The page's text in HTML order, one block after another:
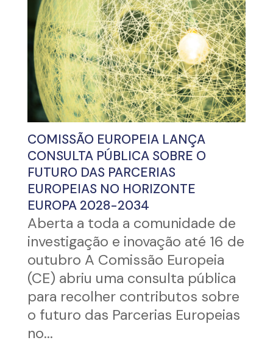
COMISSÃO EUROPEIA LANÇA
CONSULTA PÚBLICA SOBRE O
FUTURO DAS PARCERIAS
EUROPEIAS NO HORIZONTE
EUROPA 2028-2034
Aberta a toda a comunidade de
investigação e inovação até 16 de
outubro A Comissão Europeia
(CE) abriu uma consulta pública
para recolher contributos sobre
o futuro das Parcerias Europeias
no...